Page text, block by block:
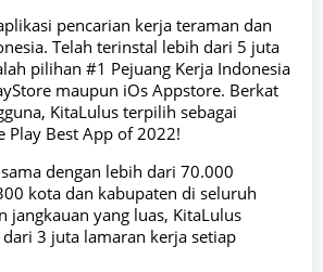
pencarian kerja teraman dan
Telah terinstal lebih dari 5 juta
pilihan #1 Pejuang Kerja Indonesia
maupun iOs Appstore. Berkat
KitaLulus terpilih sebagai
Play Best App of 2022!
dengan lebih dari 70.000
kota dan kabupaten di seluruh
jangkauan yang luas, KitaLulus
3 juta lamaran kerja setiap